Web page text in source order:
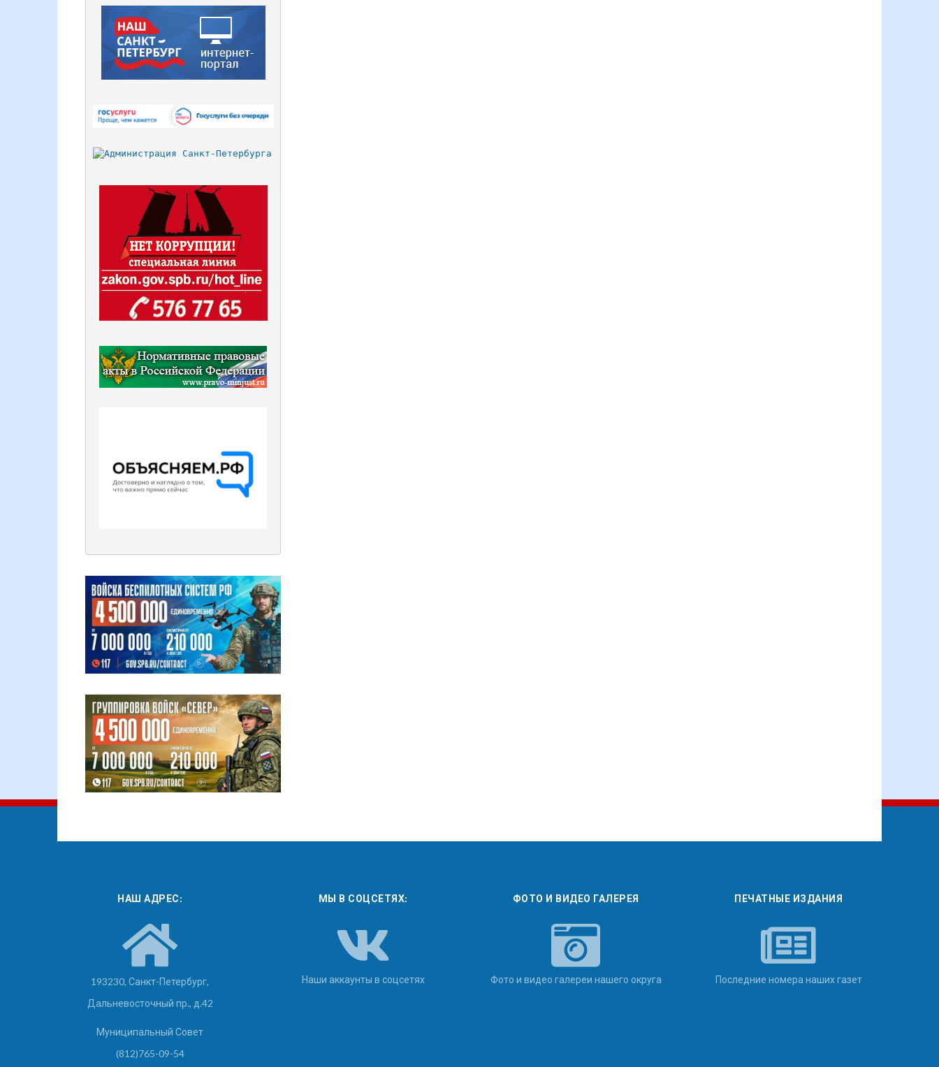
НАШ АДРЕС:
193230, Санкт-Петербург,
Дальневосточный пр., д.42
Муниципальный Совет
(812)765-09-54
МЫ В СОЦСЕТЯХ:
Наши аккаунты в соцсетях
ФОТО И ВИДЕО ГАЛЕРЕЯ
Фото и видео галереи нашего округа
ПЕЧАТНЫЕ ИЗДАНИЯ
Последние номера наших газет